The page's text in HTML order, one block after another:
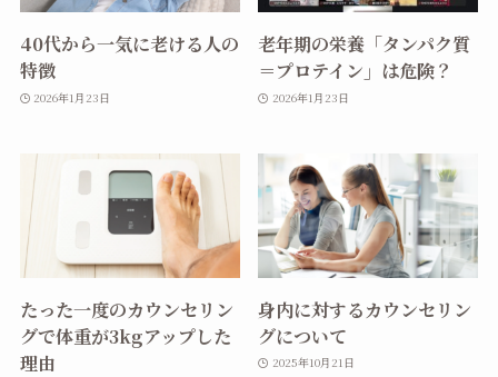
40代から一気に老ける人の
特徴
2026年1月23日
老年期の栄養「タンパク質
＝プロテイン」は危険？
2026年1月23日
たった一度のカウンセリン
グで体重が3kgアップした
理由
身内に対するカウンセリン
グについて
2025年10月21日